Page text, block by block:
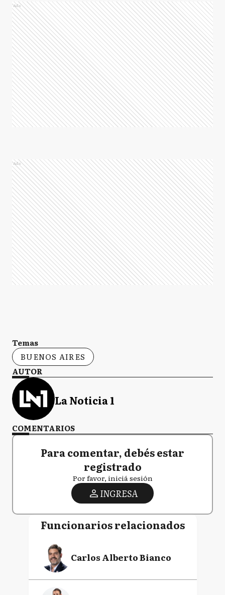
Ads
Ads
Temas
BUENOS AIRES
AUTOR
La Noticia 1
COMENTARIOS
Para comentar, debés estar
registrado
Por favor, iniciá sesión
INGRESA
Funcionarios relacionados
Carlos Alberto Bianco